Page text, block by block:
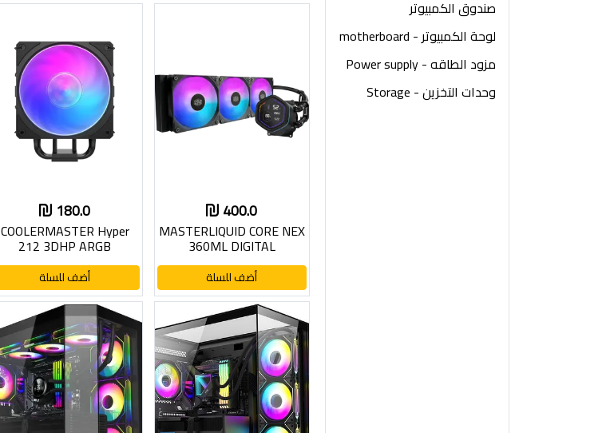
صندوق الكمبيوتر
لوحة الكمبيوتر - motherboard
مزود الطاقه - Power supply
وحدات التخزين - Storage
400.0
MASTERLIQUID CORE NEX
360ML DIGITAL
أضف للسلة
180.0
COOLERMASTER Hyper
212 3DHP ARGB
أضف للسلة